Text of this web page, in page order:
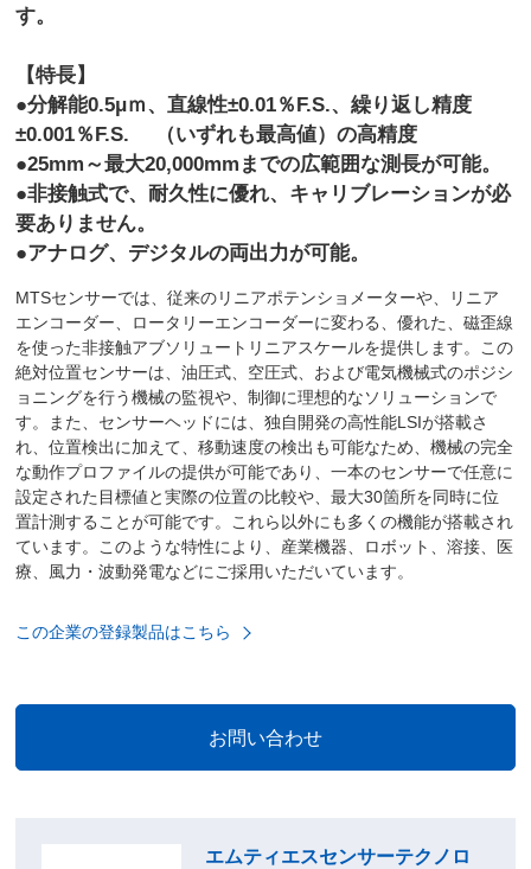
す。
【特長】
●分解能0.5μｍ、直線性±0.01％F.S.、繰り返し精度
±0.001％F.S. （いずれも最高値）の高精度
●25mm～最大20,000mmまでの広範囲な測長が可能。
●非接触式で、耐久性に優れ、キャリブレーションが必
要ありません。
●アナログ、デジタルの両出力が可能。
MTSセンサーでは、従来のリニアポテンショメーターや、リニア
エンコーダー、ロータリーエンコーダーに変わる、優れた、磁歪線
を使った非接触アブソリュートリニアスケールを提供します。この
絶対位置センサーは、油圧式、空圧式、および電気機械式のポジシ
ョニングを行う機械の監視や、制御に理想的なソリューションで
す。また、センサーヘッドには、独自開発の高性能LSIが搭載さ
れ、位置検出に加えて、移動速度の検出も可能なため、機械の完全
な動作プロファイルの提供が可能であり、一本のセンサーで任意に
設定された目標値と実際の位置の比較や、最大30箇所を同時に位
置計測することが可能です。これら以外にも多くの機能が搭載され
ています。このような特性により、産業機器、ロボット、溶接、医
療、風力・波動発電などにご採用いただいています。
この企業の登録製品はこちら
エムティエスセンサーテクノロ